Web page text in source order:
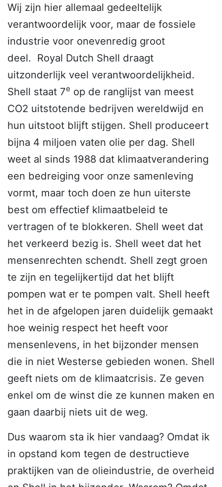
Wij zijn hier allemaal gedeeltelijk
verantwoordelijk voor, maar de fossiele
industrie voor onevenredig groot
deel. Royal Dutch Shell draagt
uitzonderlijk veel verantwoordelijkheid.
Shell staat 7e op de ranglijst van meest
CO2 uitstotende bedrijven wereldwijd en
hun uitstoot blijft stijgen. Shell produceert
bijna 4 miljoen vaten olie per dag. Shell
weet al sinds 1988 dat klimaatverandering
een bedreiging voor onze samenleving
vormt, maar toch doen ze hun uiterste
best om effectief klimaatbeleid te
vertragen of te blokkeren. Shell weet dat
het verkeerd bezig is. Shell weet dat het
mensenrechten schendt. Shell zegt groen
te zijn en tegelijkertijd dat het blijft
pompen wat er te pompen valt. Shell heeft
het in de afgelopen jaren duidelijk gemaakt
hoe weinig respect het heeft voor
mensenlevens, in het bijzonder mensen
die in niet Westerse gebieden wonen. Shell
geeft niets om de klimaatcrisis. Ze geven
enkel om de winst die ze kunnen maken en
gaan daarbij niets uit de weg.
Dus waarom sta ik hier vandaag? Omdat ik
in opstand kom tegen de destructieve
praktijken van de olieindustrie, de overheid